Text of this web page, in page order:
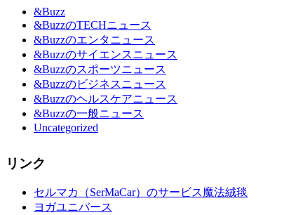
&Buzz
&BuzzのTECHニュース
&Buzzのエンタニュース
&Buzzのサイエンスニュース
&Buzzのスポーツニュース
&Buzzのビジネスニュース
&Buzzのヘルスケアニュース
&Buzzの一般ニュース
Uncategorized
リンク
セルマカ（SerMaCar）のサービス魔法絨毯
ヨガユニバース